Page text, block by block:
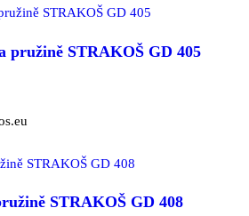
pružině STRAKOŠ GD 405
STRAKOŠ GD 408